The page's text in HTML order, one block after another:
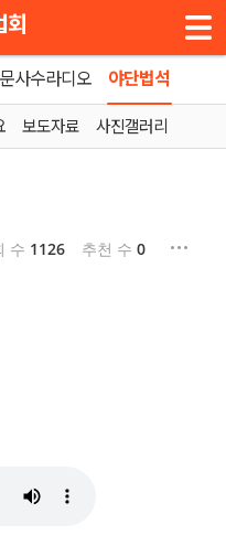
기
회
문사수라디오 야단법석
보도자료 사진갤러리
홈 »염불인의 메아리
수 1126 추천 수 0